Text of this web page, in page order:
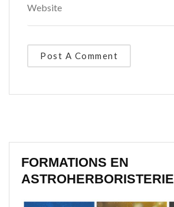
FORMATIONS EN
ASTROHERBORISTERIE